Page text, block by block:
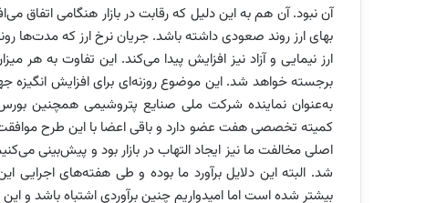
آن نبود. آن هم به این دلیل که رقابت در بازار هنگامی اتفاق
بهای ارز روند صعودی داشته باشد. جریان نرخ ارز که مدت‌ها
برجسته خواهد شد. این موضوع روزنه‌ای برای افزایش
به‌عنوان نماینده شرکت ملی صنایع پتروشیمی همچنین
کمیته تخصصی هفت عضو دارد و باقی اعضا با این طرح موافقت
اصلی مخالفت ما نیز ایجاد التهاب در بازار بود و پیش‌بینی
شد. البته این دلایل برآورد ما بوده و طی هفته‌های
بیشتر شده است اما امیدواریم چنین برآوردی اشتباه باشد و این